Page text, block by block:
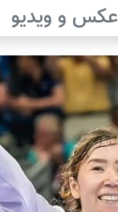
عکس و ویدیو